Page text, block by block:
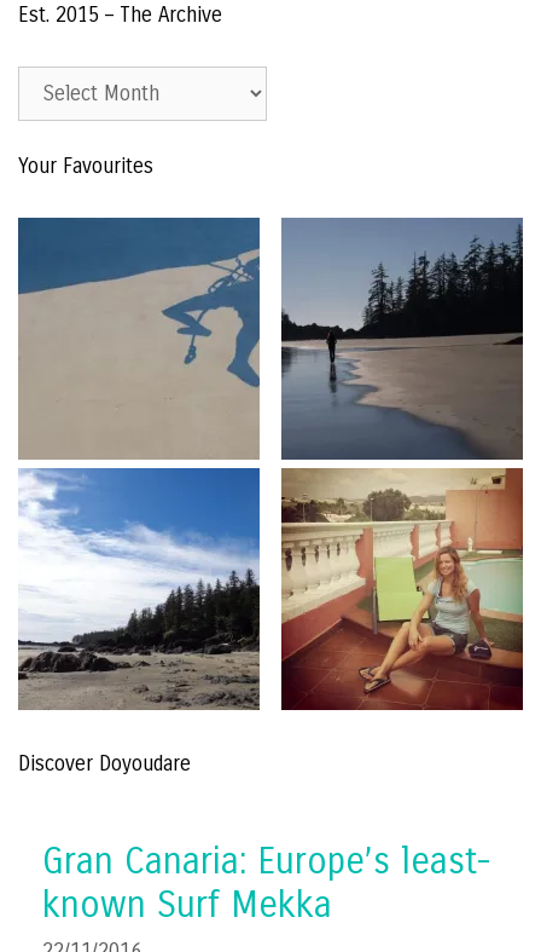
Est. 2015 – The Archive
Est.
The
Your Favourites
Discover Doyoudare
Gran Canaria: Europe’s least-
known Surf Mekka